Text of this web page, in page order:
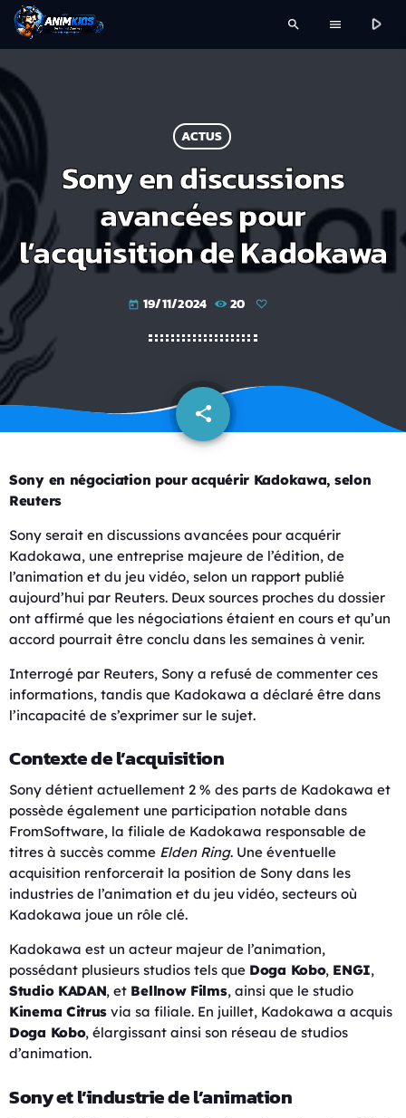
search menu play_arrow
ACTUS
Sony en discussions
avancées pour
l’acquisition de Kadokawa
today 19/11/2024 20
share
email
Sony en négociation pour acquérir Kadokawa, selon
Reuters
Sony serait en discussions avancées pour acquérir
Kadokawa, une entreprise majeure de l’édition, de
l’animation et du jeu vidéo, selon un rapport publié
aujourd’hui par Reuters. Deux sources proches du dossier
ont affirmé que les négociations étaient en cours et qu’un
accord pourrait être conclu dans les semaines à venir.
Interrogé par Reuters, Sony a refusé de commenter ces
informations, tandis que Kadokawa a déclaré être dans
l’incapacité de s’exprimer sur le sujet.
Contexte de l’acquisition
Sony détient actuellement 2 % des parts de Kadokawa et
possède également une participation notable dans
FromSoftware, la filiale de Kadokawa responsable de
titres à succès comme Elden Ring. Une éventuelle
acquisition renforcerait la position de Sony dans les
industries de l’animation et du jeu vidéo, secteurs où
Kadokawa joue un rôle clé.
Kadokawa est un acteur majeur de l’animation,
possédant plusieurs studios tels que Doga Kobo, ENGI,
Studio KADAN, et Bellnow Films, ainsi que le studio
Kinema Citrus via sa filiale. En juillet, Kadokawa a acquis
Doga Kobo, élargissant ainsi son réseau de studios
d’animation.
Sony et l’industrie de l’animation